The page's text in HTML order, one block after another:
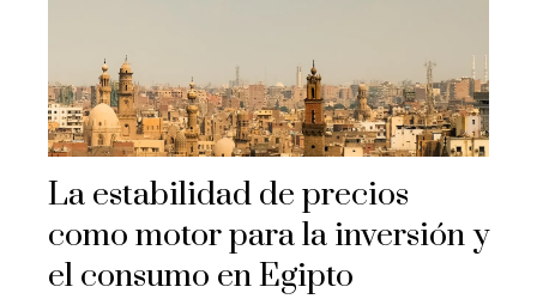
La estabilidad de precios
como motor para la inversión y
el consumo en Egipto